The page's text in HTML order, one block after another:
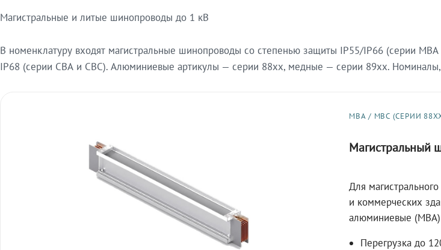
Магистральные и литые шинопроводы до 1 кВ
В номенклатуру входят магистральные шинопроводы со степенью защиты IP55/IP66 (серии
IP68 (серии СВА и СВС). Алюминиевые артикулы — серии 88xx, медные — серии 89xx. Номиналы,
МВА / МВС (СЕРИИ
Магистральный
Для
и коммерческих
алюминиевые
Перегрузка до